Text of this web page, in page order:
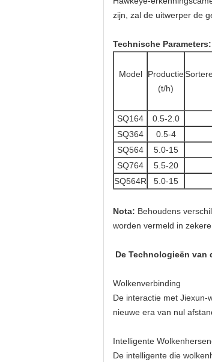
zijn, zal de uitwerper de
Technische Parameters:
Model
Productie
(t/h)
SQ164 0.5-2.0
SQ364
0.5-4
SQ564
5.0-15
SQ764
5.5-20
SQ564R
5.0-15
Nota: Behoudens
worden vermeld in
De Technologieën van
Wolkenverbinding
De interactie met Jiexun-
nieuwe era van nul
Intelligente
De intelligente die